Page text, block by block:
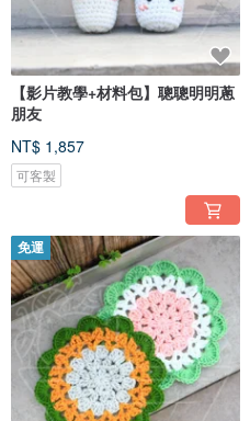
【影片教學+材料包】聰聰明明蔥
朋友
NT$ 1,857
可客製
免運